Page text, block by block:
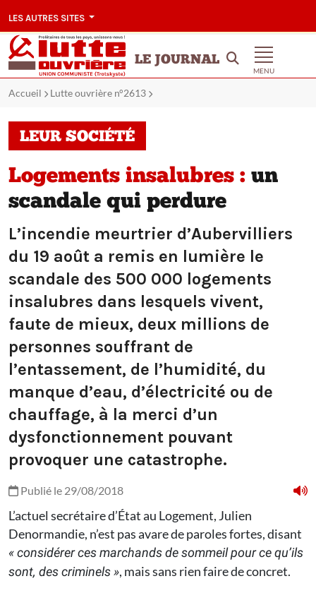
LES AUTRES SITES
LE JOURNAL
MENU
Accueil Lutte ouvrière n°2613
LEUR SOCIÉTÉ
Logements insalubres : un
scandale qui perdure
L’incendie meurtrier d’Aubervilliers
du 19 août a remis en lumière le
scandale des 500 000 logements
insalubres dans lesquels vivent,
faute de mieux, deux millions de
personnes souffrant de
l’entassement, de l’humidité, du
manque d’eau, d’électricité ou de
chauffage, à la merci d’un
dysfonctionnement pouvant
provoquer une catastrophe.
Publié le 29/08/2018
L’actuel secrétaire d’État au Logement, Julien
Denormandie, n’est pas avare de paroles fortes, disant
« considérer ces marchands de sommeil pour ce qu’ils
sont, des criminels », mais sans rien faire de concret.